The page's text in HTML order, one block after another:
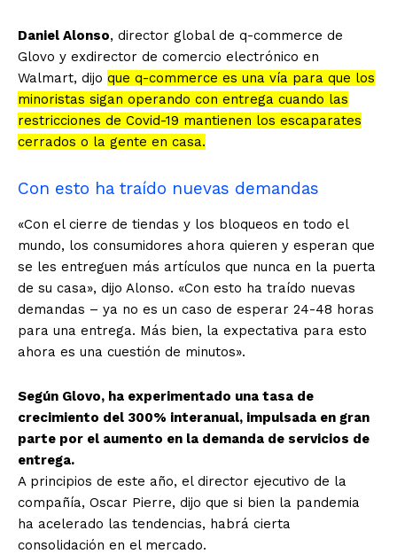
Daniel Alonso, director global de q-commerce de
Glovo y exdirector de comercio electrónico en
Walmart, dijo que q-commerce es una vía para que los
minoristas sigan operando con entrega cuando las
restricciones de Covid-19 mantienen los escaparates
cerrados o la gente en casa.
Con esto ha traído nuevas demandas
«Con el cierre de tiendas y los bloqueos en todo el
mundo, los consumidores ahora quieren y esperan que
se les entreguen más artículos que nunca en la puerta
de su casa», dijo Alonso. «Con esto ha traído nuevas
demandas – ya no es un caso de esperar 24-48 horas
para una entrega. Más bien, la expectativa para esto
ahora es una cuestión de minutos».
Según Glovo, ha experimentado una tasa de
crecimiento del 300% interanual, impulsada en gran
parte por el aumento en la demanda de servicios de
entrega.
A principios de este año, el director ejecutivo de la
compañía, Oscar Pierre, dijo que si bien la pandemia
ha acelerado las tendencias, habrá cierta
consolidación en el mercado.